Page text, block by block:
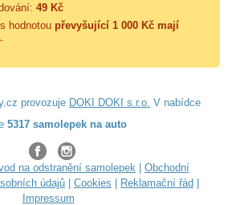
49 Kč
hodnotou převyšující 1 000 Kč mají
.
provozuje DOKI DOKI s.r.o. V nabídce
5317 samolepek na auto
na odstranění samolepek
Obchodní
údajů Cookies Reklamační řád
Impressum